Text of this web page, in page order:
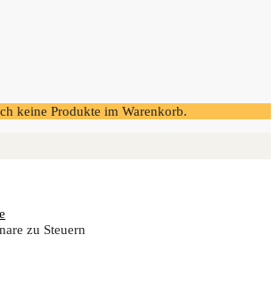
keine Produkte im Warenkorb.
zu Steuern